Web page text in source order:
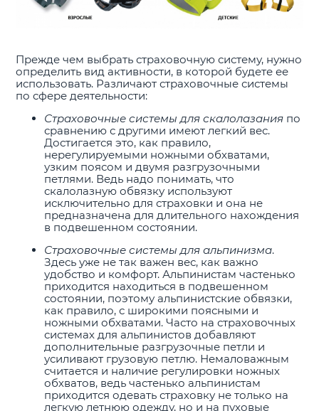
Прежде чем выбрать страховочную систему, нужно
определить вид активности, в которой будете ее
использовать. Различают страховочные системы
по сфере деятельности:
Страховочные системы для скалолазания по
сравнению с другими имеют легкий вес.
Достигается это, как правило,
нерегулируемыми ножными обхватами,
узким поясом и двумя разгрузочными
петлями. Ведь надо понимать, что
скалолазную обвязку используют
исключительно для страховки и она не
предназначена для длительного нахождения
в подвешенном состоянии.
Страховочные системы для альпинизма.
Здесь уже не так важен вес, как важно
удобство и комфорт. Альпинистам частенько
приходится находиться в подвешенном
состоянии, поэтому альпинистские обвязки,
как правило, с широкими поясными и
ножными обхватами. Часто на страховочных
системах для альпинистов добавляют
дополнительные разгрузочные петли и
усиливают грузовую петлю. Немаловажным
считается и наличие регулировки ножных
обхватов, ведь частенько альпинистам
приходится одевать страховку не только на
легкую летнюю одежду, но и на пуховые